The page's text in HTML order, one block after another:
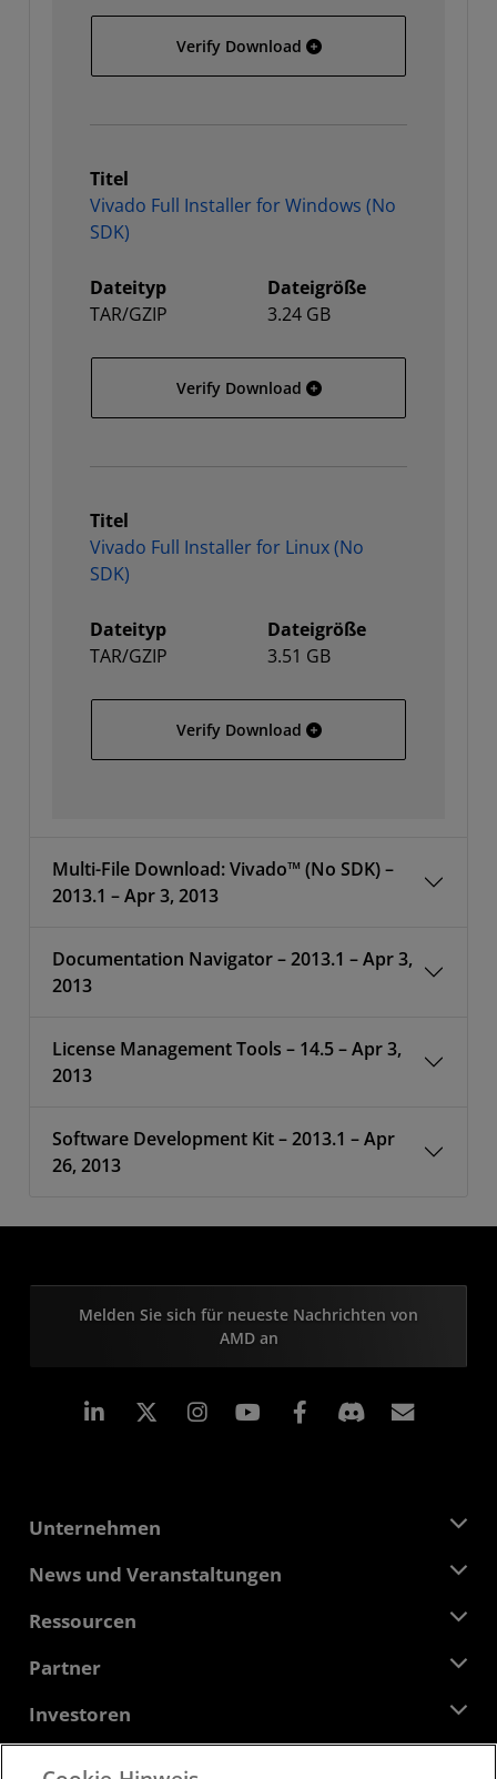
Verify Download All OS Vivado Full
Titel
Vivado Full Installer for Windows (No
SDK)
Dateityp
TAR/GZIP
Dateigröße
3.24 GB
Verify Download Vivado Full Installer for
Titel
Vivado Full Installer for Linux (No
SDK)
Dateityp
TAR/GZIP
Dateigröße
3.51 GB
Verify Download Vivado Full Installer for
Multi-File Download: Vivado™ (No SDK) –
2013.1 – Apr 3, 2013
Documentation Navigator – 2013.1 – Apr 3,
2013
License Management Tools – 14.5 – Apr 3,
2013
Software Development Kit – 2013.1 – Apr
26, 2013
Melden Sie sich für neueste Nachrichten von
AMD an
LinkedIn Instagram Facebook
Unternehmen
Über AMD
Verantwortung
Kontakt
News und Veranstaltungen
Pressebereich
Mediathek
Ressourcen
Developer Central
Fallstudien
Online-Seminare
Partner
AMD Partner Hub
Autorisierte Händler
AMD Hochschulprogramm
Investoren